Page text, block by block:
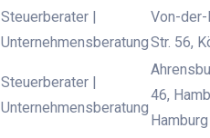
Steuerberater |
Unternehmensberatung
Von-
Str. 56,
Steuerberater |
Unternehmensberatung
46,
Hamburg